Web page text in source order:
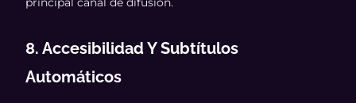
8. Accesibilidad Y Subtítulos
Automáticos